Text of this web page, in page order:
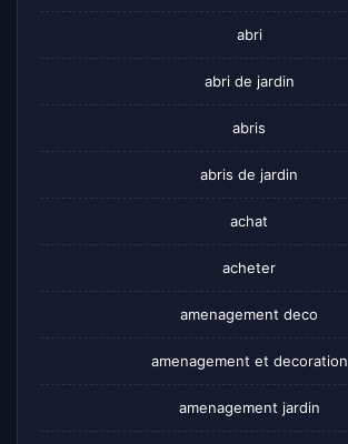
abri
abri de jardin
abris
abris de jardin
achat
acheter
amenagement deco
amenagement et decoration
amenagement jardin